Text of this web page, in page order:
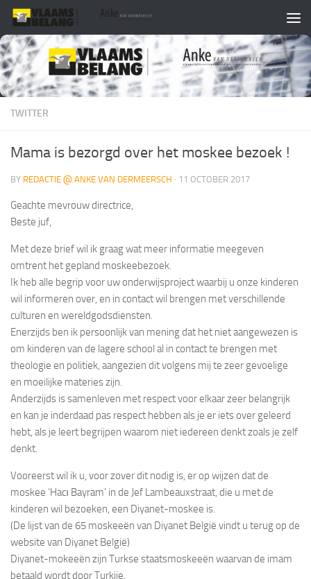
Skip to content
TWITTER
Mama is bezorgd over het moskee bezoek !
BY REDACTIE @ ANKE VAN DERMEERSCH · 11 OCTOBER 2017
Geachte mevrouw directrice,
Beste juf,
Met deze brief wil ik graag wat meer informatie meegeven
omtrent het gepland moskeebezoek.
Ik heb alle begrip voor uw onderwijsproject waarbij u onze kinderen
wil informeren over, en in contact wil brengen met verschillende
culturen en wereldgodsdiensten.
Enerzijds ben ik persoonlijk van mening dat het niet aangewezen is
om kinderen van de lagere school al in contact te brengen met
theologie en politiek, aangezien dit volgens mij te zeer gevoelige
en moeilijke materies zijn.
Anderzijds is samenleven met respect voor elkaar zeer belangrijk
en kan je inderdaad pas respect hebben als je er iets over geleerd
hebt, als je leert begrijpen waarom niet iedereen denkt zoals je zelf
denkt.
Vooreerst wil ik u, voor zover dit nodig is, er op wijzen dat de
moskee ‘Hacı Bayram’ in de Jef Lambeauxstraat, die u met de
kinderen wil bezoeken, een Diyanet-moskee is.
(De lijst van de 65 moskeeën van Diyanet België vindt u terug op de
website van Diyanet België)
Diyanet-mokeeën zijn Turkse staatsmoskeeën waarvan de imam
betaald wordt door Turkije.